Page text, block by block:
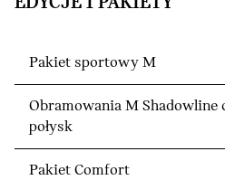
Pakiet sportowy M
Obramowania M Shadowline
połysk
Pakiet Comfort